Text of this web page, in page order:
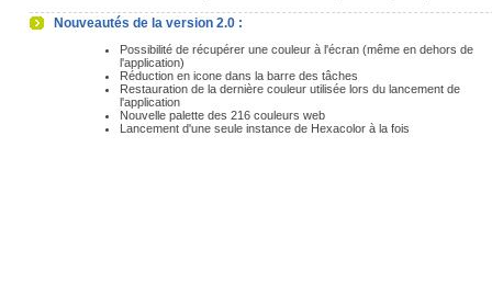
Nouveautés de la version 2.0 :
Possibilité de récupérer une couleur à l'écran (même en dehors de
l'application)
Réduction en icone dans la barre des tâches
Restauration de la dernière couleur utilisée lors du lancement de
l'application
Nouvelle palette des 216 couleurs web
Lancement d'une seule instance de Hexacolor à la fois